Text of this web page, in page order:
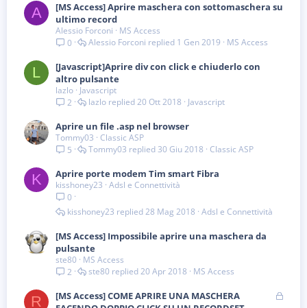
A
[MS Access] Aprire maschera con sottomaschera su
ultimo record
Alessio Forconi
MS Access
0
MS Access
1 Gen 2019
Alessio Forconi
L
[Javascript]Aprire div con click e chiuderlo con
altro pulsante
lazlo Javascript
2
Javascript
20 Ott 2018
lazlo
Aprire un file .asp nel browser
Tommy03
Classic ASP
5
Classic ASP
30 Giu 2018
Tommy03
K Aprire porte modem Tim smart Fibra
kisshoney23 Adsl e Connettività
0
Adsl e Connettività
28 Mag 2018
kisshoney23
[MS Access] Impossibile aprire una maschera da
pulsante
ste80
MS Access
2
MS Access
20 Apr 2018
ste80
R
B
[MS Access] COME APRIRE UNA MASCHERA